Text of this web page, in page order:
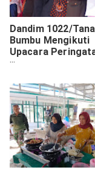
Dandim 1022/
Bumbu Mengikuti
Upacara
Lahir Pancasila